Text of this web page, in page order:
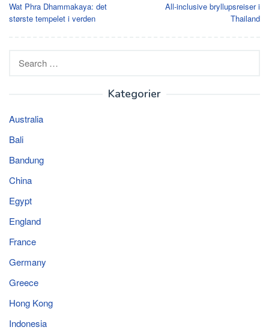
navigation
Wat Phra Dhammakaya: det
største tempelet i verden
All-inclusive bryllupsreiser i
Thailand
for:
Kategorier
Australia
Bali
Bandung
China
Egypt
England
France
Germany
Greece
Hong Kong
Indonesia